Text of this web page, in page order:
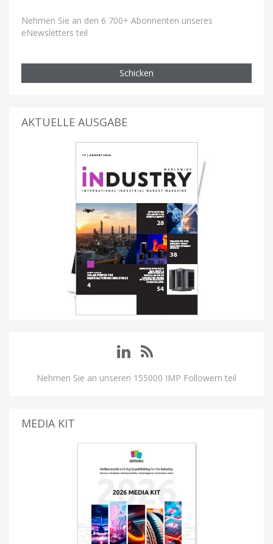
Nehmen Sie an den 6 700+ Abonnenten unseres
eNewsletters teil
Schicken
AKTUELLE AUSGABE
Nehmen Sie an unseren 155000 IMP Followern teil
MEDIA KIT